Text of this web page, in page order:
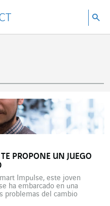
PROPONE UN JUEGO
Impulse, este joven
ha embarcado en una
problemas del cambio